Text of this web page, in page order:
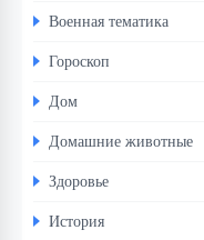
Военная тематика
Гороскоп
Дом
Домашние животные
Здоровье
История